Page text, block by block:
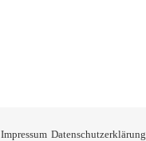
Impressum Datenschutzerklärung